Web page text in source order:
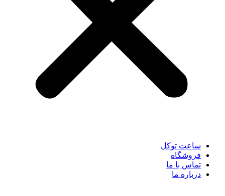
ساعت توکل
فروشگاه
تماس با ما
درباره ما